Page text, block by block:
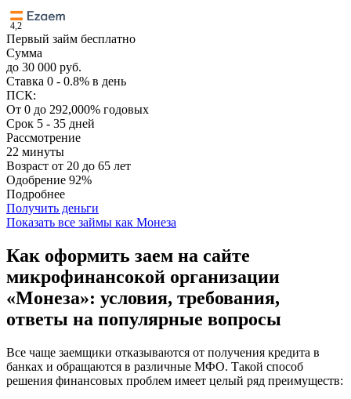
4,2
Первый займ бесплатно
Сумма
до 30 000 руб.
Ставка 0 - 0.8% в день
ПСК:
От 0 до 292,000% годовых
Срок 5 - 35 дней
Рассмотрение
22 минуты
Возраст от 20 до 65 лет
Одобрение 92%
Подробнее
Получить деньги
Показать все займы как Монеза
Как оформить заем на сайте
микрофинансокой организации
«Монеза»: условия, требования,
ответы на популярные вопросы
Все чаще заемщики отказываются от получения кредита в
банках и обращаются в различные МФО. Такой способ
решения финансовых проблем имеет целый ряд преимуществ: